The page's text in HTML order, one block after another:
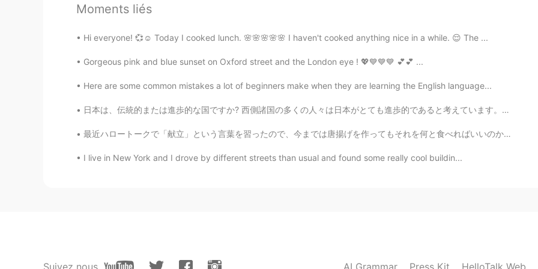
その 理由で、犬は私のことあまり好きじゃなさそうです。
ai
Nozomi 2020.02.04 10:57
Moments liés
Hi everyone! 💞☺️ Today I cooked lunch. 🌸🌸🌸🌸🌸 I haven't cooked anything nice in a while. 😌 The ...
Gorgeous pink and blue sunset on Oxford street and the London eye ! 💖💙💙💙 💕💕 ...
Here are some common mistakes a lot of beginners make when they are learning the English language...
日本は、伝統的または進歩的な国ですか? 西側諸国の多くの人々は日本がとても進歩的であると考えています。ここに一年間住んだ後、完全に同意しません。勿論、ヨーロッパと比較して、街の生活はとても便利で...
最近ハロートークで「献立」という言葉を習ったので、今までは唐揚げを作ってもそれを何と食べればいいのか分からなく困ってたので、助かりました。 早速見つけた献立をテンプレとして、イギリスでも安く買...
I live in New York and I drove by different streets than usual and found some really cool buildin...
Suivez nous AI Grammar Press Kit HelloTalk Web